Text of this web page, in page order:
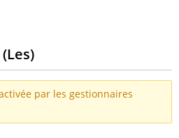
par les gestionnaires